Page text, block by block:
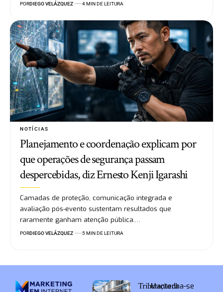
PORDIEGO VELÁZQUEZ 4 MIN DE LEITURA
NOTÍCIAS
Planejamento e coordenação explicam por
que operações de segurança passam
despercebidas, diz Ernesto Kenji Igarashi
Camadas de proteção, comunicação integrada e
avaliação pós-evento sustentam resultados que
raramente ganham atenção pública.…
PORDIEGO VELÁZQUEZ 5 MIN DE LEITURA
Tributação da
Mantenha-se